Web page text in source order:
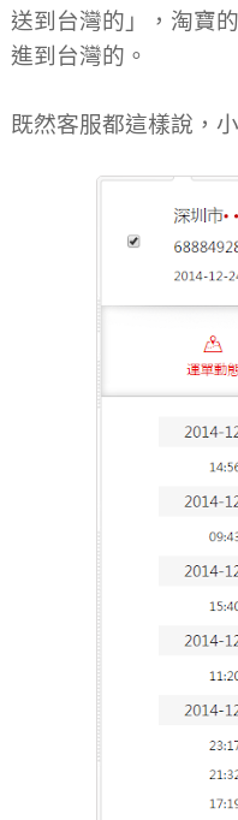
送到台灣的」，淘寶
進到台灣的。
既然客服都這樣說，